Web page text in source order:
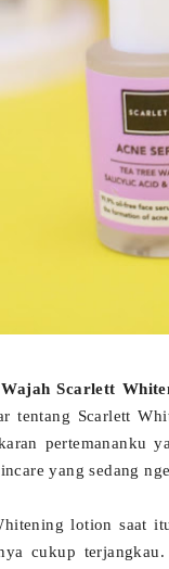
Wajah Scarlett
tentang Scarlett
pertemananku
yang sedang
lotion saat
cukup